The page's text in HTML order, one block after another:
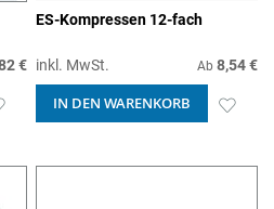
€
ZUR
ES-Kompressen 12-fach
inkl. MwSt. Ab 8,54 €
IN DEN WARENKORB ZUR